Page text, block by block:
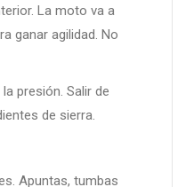
La moto va a
ganar agilidad. No
presión. Salir de
de sierra.
Apuntas, tumbas